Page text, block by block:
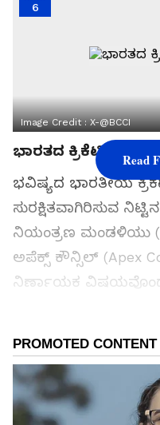
6
Image Credit :X-@BCCI
ಭಾರತದ ಕ್ರಿಕೆಟಿಗರಿಗೆ
ಭವಿಷ್ಯದ ಭಾರತೀಯ
ಸುರಕ್ಷಿತವಾಗಿರಿಸುವ
ನಿಯಂತ್ರಣ ಮಂಡಳಿಯು
ಅಪೆಕ್ಸ್ ಕೌನ್ಸಿಲ್ (Apex
ನಿರ್ಣಾಯಕ
ಲೀಗ್‌ಗಳಲ್ಲಿ ಆಡಲು ಮುಖ
ಬಿಸಿಸಿಐ ಹೊಸ ರಣತಂತ್ರ
ಸಮಗ್ರ ಸುದ್ದಿ ಮೂಲವನ್ನಾಗಿ
ಆಯ್ಕೆ
Read